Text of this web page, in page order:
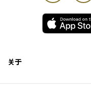
关于